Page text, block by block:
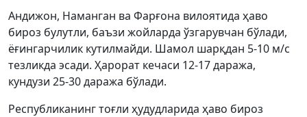
Андижон, Наманган ва Фарғона вилоятида ҳаво
бироз булутли, баъзи жойларда ўзгарувчан бўлади,
ёғингарчилик кутилмайди. Шамол шарқдан 5-10 м/с
тезликда эсади. Ҳарорат кечаси 12-17 даража,
кундузи 25-30 даража бўлади.
Республиканинг тоғли ҳудудларида ҳаво бироз